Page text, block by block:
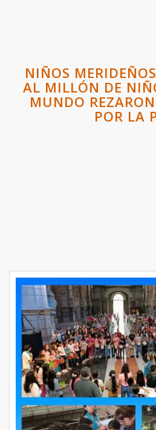
NIÑOS
AL MILLÓN DE
MUNDO
POR LA